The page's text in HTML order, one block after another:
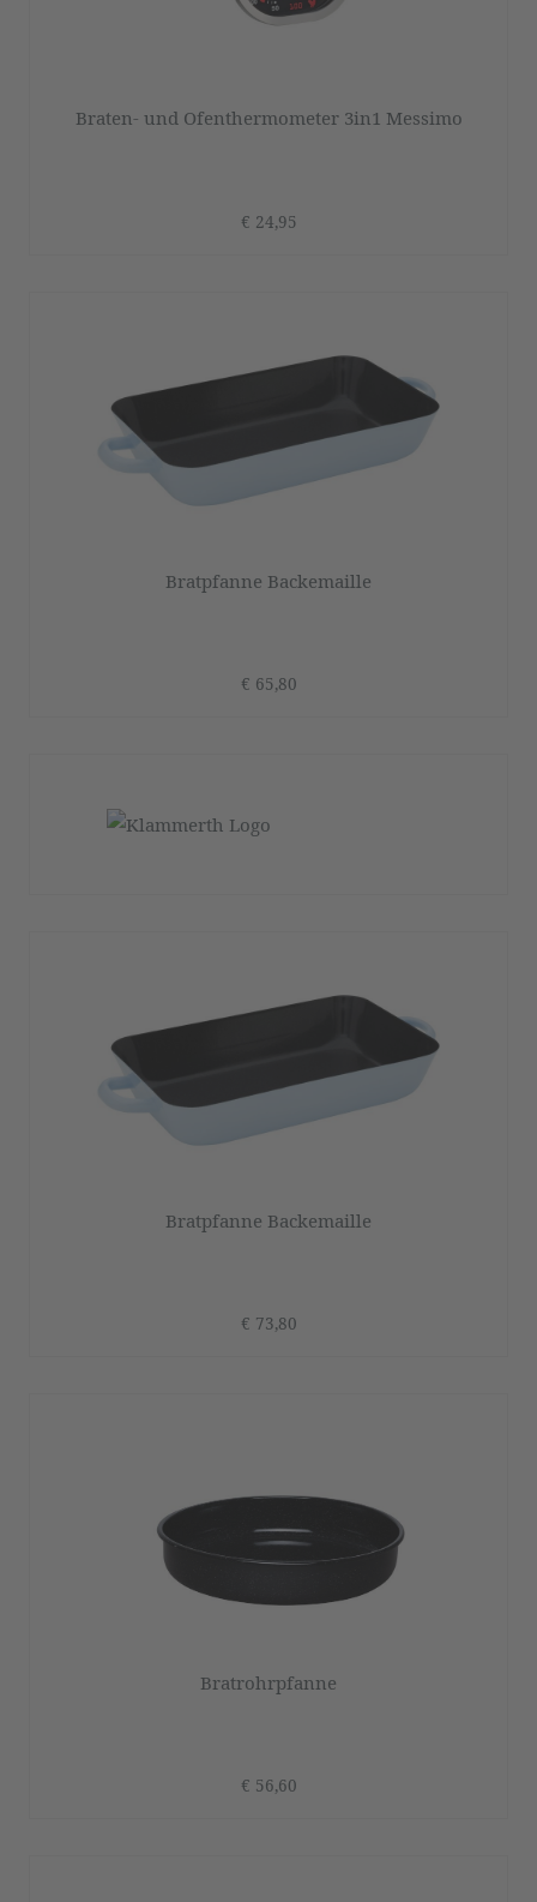
Braten- und Ofenthermometer 3in1 Messimo
€ 24,95
Bratpfanne Backemaille
€ 65,80
Bratpfanne Backemaille
€ 73,80
Bratrohrpfanne
€ 56,60